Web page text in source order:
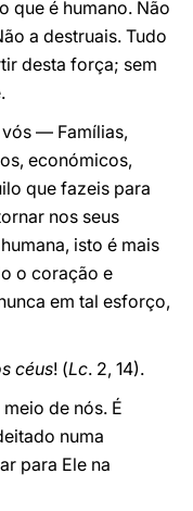
que é humano. Não
a destruais. Tudo
desta força; sem
— Famílias,
económicos,
que fazeis para
nos seus
isto é mais
o coração e
em tal esforço,
céus! (Lc. 2, 14).
de nós. É
numa
para Ele na